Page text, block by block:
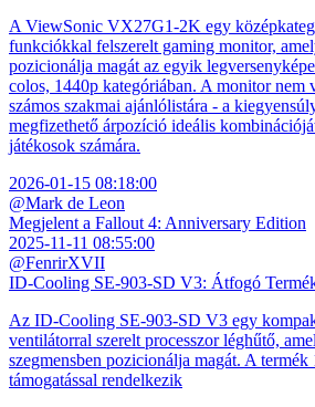
A ViewSonic VX27G1-2K egy
funkciókkal felszerelt gaming monitor,
pozicionálja magát az egyik
colos, 1440p kategóriában. A monitor nem
számos szakmai ajánlólistára - a
megfizethető árpozíció ideális
játékosok számára.
2026-01-15 08:18:00
@Mark de Leon
Megjelent a Fallout 4: Anniversary Edition
2025-11-11 08:55:00
@FenrirXVII
ID-Cooling SE-903-SD V3: Átfogó
Az ID-Cooling SE-903-SD V3 egy
ventilátorral szerelt processzor léghűtő,
szegmensben pozicionálja magát. A
támogatással rendelkezik